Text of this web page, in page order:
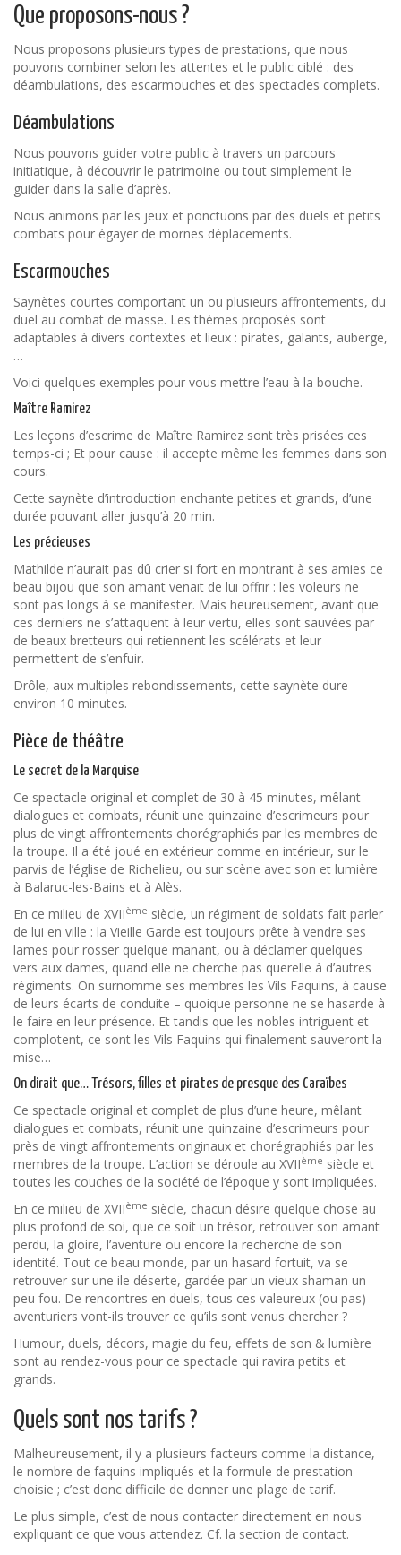
Que proposons-nous ?
Nous proposons plusieurs types de prestations, que nous
pouvons combiner selon les attentes et le public ciblé : des
déambulations, des escarmouches et des spectacles complets.
Déambulations
Nous pouvons guider votre public à travers un parcours
initiatique, à découvrir le patrimoine ou tout simplement le
guider dans la salle d’après.
Nous animons par les jeux et ponctuons par des duels et petits
combats pour égayer de mornes déplacements.
Escarmouches
Saynètes courtes comportant un ou plusieurs affrontements, du
duel au combat de masse. Les thèmes proposés sont
adaptables à divers contextes et lieux : pirates, galants, auberge,
…
Voici quelques exemples pour vous mettre l’eau à la bouche.
Maître Ramirez
Les leçons d’escrime de Maître Ramirez sont très prisées ces
temps-ci ; Et pour cause : il accepte même les femmes dans son
cours.
Cette saynète d’introduction enchante petites et grands, d’une
durée pouvant aller jusqu’à 20 min.
Les précieuses
Mathilde n’aurait pas dû crier si fort en montrant à ses amies ce
beau bijou que son amant venait de lui offrir : les voleurs ne
sont pas longs à se manifester. Mais heureusement, avant que
ces derniers ne s’attaquent à leur vertu, elles sont sauvées par
de beaux bretteurs qui retiennent les scélérats et leur
permettent de s’enfuir.
Drôle, aux multiples rebondissements, cette saynète dure
environ 10 minutes.
Pièce de théâtre
Le secret de la Marquise
Ce spectacle original et complet de 30 à 45 minutes, mêlant
dialogues et combats, réunit une quinzaine d’escrimeurs pour
plus de vingt affrontements chorégraphiés par les membres de
la troupe. Il a été joué en extérieur comme en intérieur, sur le
parvis de l’église de Richelieu, ou sur scène avec son et lumière
à Balaruc-les-Bains et à Alès.
En ce milieu de XVIIème siècle, un régiment de soldats fait parler
de lui en ville : la Vieille Garde est toujours prête à vendre ses
lames pour rosser quelque manant, ou à déclamer quelques
vers aux dames, quand elle ne cherche pas querelle à d’autres
régiments. On surnomme ses membres les Vils Faquins, à cause
de leurs écarts de conduite – quoique personne ne se hasarde à
le faire en leur présence. Et tandis que les nobles intriguent et
complotent, ce sont les Vils Faquins qui finalement sauveront la
mise…
On dirait que… Trésors, filles et pirates de presque des Caraïbes
Ce spectacle original et complet de plus d’une heure, mêlant
dialogues et combats, réunit une quinzaine d’escrimeurs pour
près de vingt affrontements originaux et chorégraphiés par les
membres de la troupe. L’action se déroule au XVIIème siècle et
toutes les couches de la société de l’époque y sont impliquées.
En ce milieu de XVIIème siècle, chacun désire quelque chose au
plus profond de soi, que ce soit un trésor, retrouver son amant
perdu, la gloire, l’aventure ou encore la recherche de son
identité. Tout ce beau monde, par un hasard fortuit, va se
retrouver sur une ile déserte, gardée par un vieux shaman un
peu fou. De rencontres en duels, tous ces valeureux (ou pas)
aventuriers vont-ils trouver ce qu’ils sont venus chercher ?
Humour, duels, décors, magie du feu, effets de son & lumière
sont au rendez-vous pour ce spectacle qui ravira petits et
grands.
Quels sont nos tarifs ?
Malheureusement, il y a plusieurs facteurs comme la distance,
le nombre de faquins impliqués et la formule de prestation
choisie ; c’est donc difficile de donner une plage de tarif.
Le plus simple, c’est de nous contacter directement en nous
expliquant ce que vous attendez. Cf. la section de contact.